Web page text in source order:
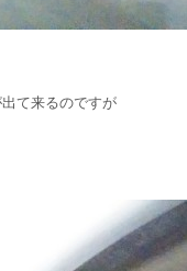
て来るのですが